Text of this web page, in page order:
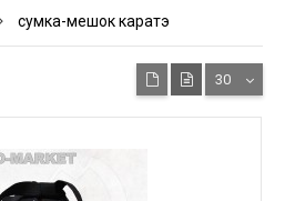
сумка-мешок каратэ
30